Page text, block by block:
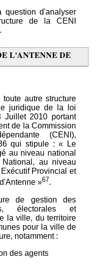
d'analyser
de la CENI
L'ANTENNE DE
autre structure
juridique de la loi
Juillet 2010 portant
de la Commission
(CENI),
qui stipule : « Le
au niveau national
au niveau
Provincial et
»67.
de gestion des
électorales et
la ville, du territoire
pour la ville de
notamment :
des agents